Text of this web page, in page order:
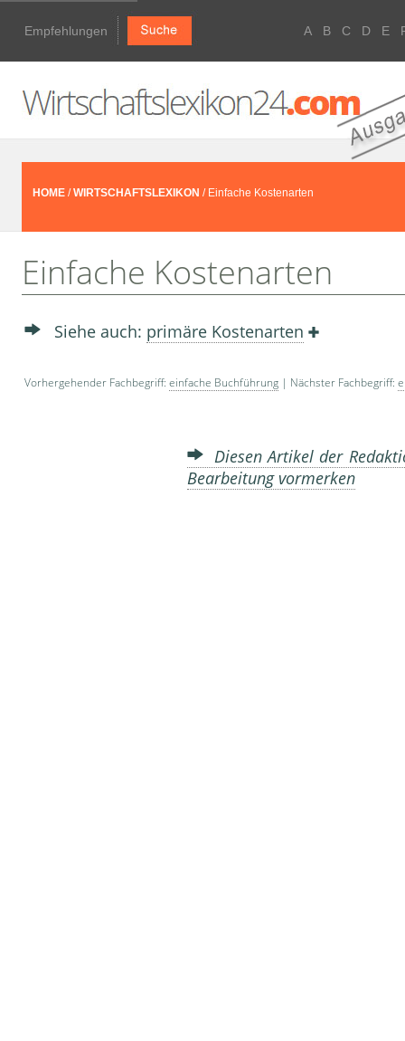
Empfehlungen A B C D E
HOME /WIRTSCHAFTSLEXIKON / Einfache Kostenarten
Einfache Kostenarten
Siehe auch: primäre Kostenarten
Vorhergehender Fachbegriff: einfache Buchführung | Nächster Fachbegriff:
Diesen Artikel der
Bearbeitung vormerken